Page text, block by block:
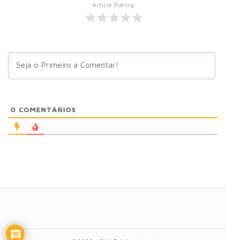
Article Rating
0 COMENTÁRIOS